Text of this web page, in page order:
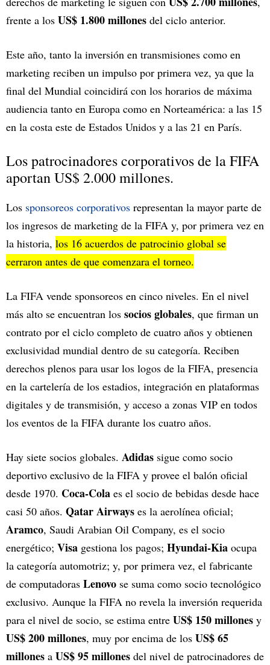
frente a los US$ 1.800 millones del ciclo anterior.
Este año, tanto la inversión en transmisiones como en
marketing reciben un impulso por primera vez, ya que la
final del Mundial coincidirá con los horarios de máxima
audiencia tanto en Europa como en Norteamérica: a las 15
en la costa este de Estados Unidos y a las 21 en París.
Los patrocinadores corporativos de la FIFA
aportan US$ 2.000 millones.
Los sponsoreos corporativos representan la mayor parte de
los ingresos de marketing de la FIFA y, por primera vez en
la historia, los 16 acuerdos de patrocinio global se
cerraron antes de que comenzara el torneo.
La FIFA vende sponsoreos en cinco niveles. En el nivel
más alto se encuentran los socios globales, que firman un
contrato por el ciclo completo de cuatro años y obtienen
exclusividad mundial dentro de su categoría. Reciben
derechos plenos para usar los logos de la FIFA, presencia
en la cartelería de los estadios, integración en plataformas
digitales y de transmisión, y acceso a zonas VIP en todos
los eventos de la FIFA durante los cuatro años.
Hay siete socios globales. Adidas sigue como socio
deportivo exclusivo de la FIFA y provee el balón oficial
desde 1970. Coca-Cola es el socio de bebidas desde hace
casi 50 años. Qatar Airways es la aerolínea oficial;
Aramco, Saudi Arabian Oil Company, es el socio
energético; Visa gestiona los pagos; Hyundai-Kia ocupa
la categoría automotriz; y, por primera vez, el fabricante
de computadoras Lenovo se suma como socio tecnológico
exclusivo. Aunque la FIFA no revela la inversión requerida
para el nivel de socio, se estima entre US$ 150 millones y
US$ 200 millones, muy por encima de los US$ 65
millones a US$ 95 millones del nivel de patrocinadores de